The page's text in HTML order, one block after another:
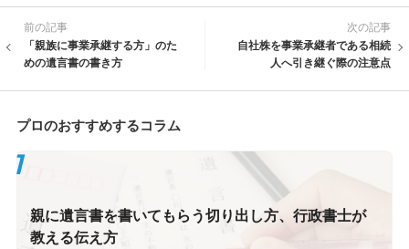
前の記事
「親族に事業承継する方」のた
めの遺言書の書き方
次の記事
自社株を事業承継者である相続
人へ引き継ぐ際の注意点
プロのおすすめするコラム
親に遺言書を書いてもらう切り出し方、行政書士が
教える伝え方